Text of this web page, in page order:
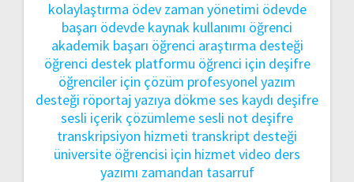
kolaylaştırma ödev zaman yönetimi ödevde
başarı ödevde kaynak kullanımı öğrenci
akademik başarı öğrenci araştırma desteği
öğrenci destek platformu öğrenci için deşifre
öğrenciler için çözüm profesyonel yazım
desteği röportaj yazıya dökmeses kaydı deşifre
sesli içerik çözümlemesesli not deşifre
transkripsiyon hizmeti transkript desteği
üniversite öğrencisi için hizmet video ders
yazımı zamandan tasarruf